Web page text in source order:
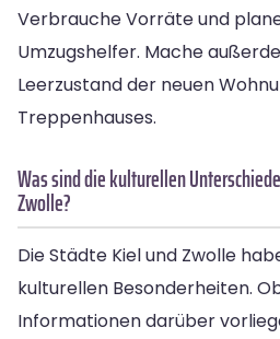
Verbrauche Vorräte und
Umzugshelfer. Mache
Leerzustand der neuen
Treppenhauses.
Was sind die kulturellen
Zwolle?
Die Städte Kiel und Zwolle
kulturellen Besonderheiten.
Informationen darüber